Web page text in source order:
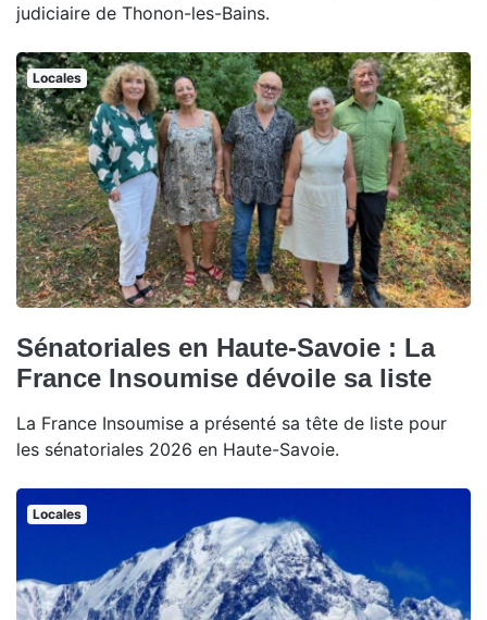
judiciaire de Thonon-les-Bains.
Locales
Sénatoriales en Haute-Savoie : La
France Insoumise dévoile sa liste
La France Insoumise a présenté sa tête de liste pour
les sénatoriales 2026 en Haute-Savoie.
Locales